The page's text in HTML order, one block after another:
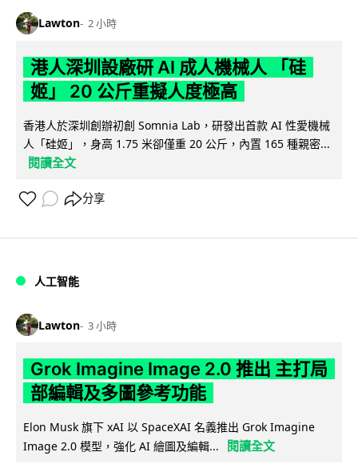
Lawton 2 小時
港人深圳設廠研 AI 成人機械人 「硅
姬」 20 公斤重擬人度極高
香港人於深圳創辦初創 Somnia Lab，研發出首款 AI 性愛機械
人「硅姬」，身高 1.75 米卻僅重 20 公斤，內置 165 種親密...
閱讀全文
分享
人工智能
Lawton 3 小時
Grok Imagine Image 2.0 推出 主打局
部編輯及多圖參考功能
Elon Musk 旗下 xAI 以 SpaceXAI 名義推出 Grok Imagine
Image 2.0 模型，強化 AI 繪圖及編輯...
閱讀全文